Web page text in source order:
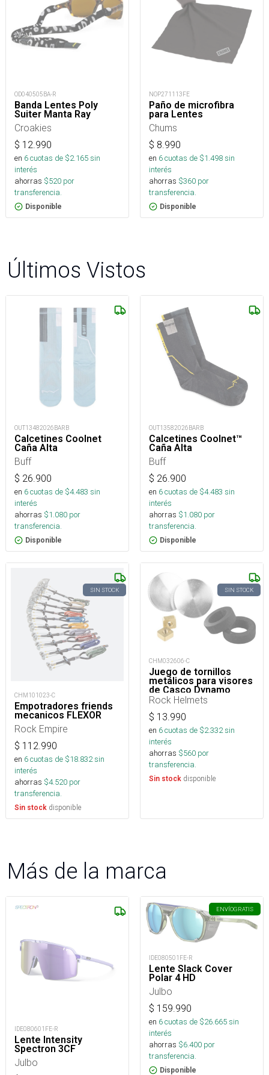
OD040505BA-R
Banda Lentes Poly
Suiter Manta Ray
Croakies
$ 12.990
en 6cuotas de $2.165sin
interés
ahorras $520 por
transferencia.
Disponible
NOP271113FE
Paño de microfibra
para Lentes
Chums
$ 8.990
en 6cuotas de $1.498sin
interés
ahorras $360 por
transferencia.
Disponible
Últimos Vistos
OUT13482026BARB
Calcetines Coolnet
Caña Alta
Buff
$ 26.900
en 6cuotas de $4.483 sin
interés
ahorras $1.080 por
transferencia.
Disponible
OUT13582026BARB
Calcetines Coolnet™
Caña Alta
Buff
$ 26.900
en 6cuotas de $4.483 sin
interés
ahorras $1.080 por
transferencia.
Disponible
SIN STOCK
CHM101023-C
Empotradores friends
mecanicos FLEXOR
Rock Empire
$ 112.990
en 6cuotas de $18.832sin
interés
ahorras $4.520 por
transferencia.
Sin stock disponible
SIN STOCK
CHM032606-C
Juego de tornillos
metálicos para visores
de Casco Dynamo
Rock Helmets
$ 13.990
en 6cuotas de $2.332sin
interés
ahorras $560 por
transferencia.
Sin stock disponible
Más de la marca
IDE080601FE-R
Lente Intensity
Spectron 3CF
Julbo
ENVÍOGRATIS
IDE080501FE-R
Lente Slack Cover
Polar 4 HD
Julbo
$ 159.990
en 6cuotas de $26.665sin
interés
ahorras $6.400 por
transferencia.
Disponible